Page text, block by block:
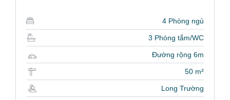
4 Phòng ngủ
3 Phòng tắm/WC
Đường rộng 6m
50 m²
Long Trường